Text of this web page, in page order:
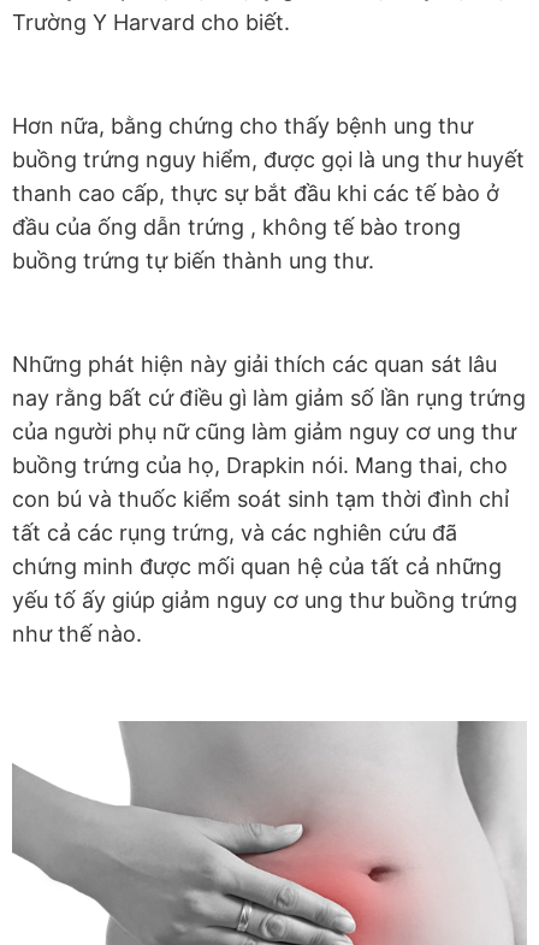
Trường Y Harvard cho biết.
Hơn nữa, bằng chứng cho thấy bệnh ung thư
buồng trứng nguy hiểm, được gọi là ung thư huyết
thanh cao cấp, thực sự bắt đầu khi các tế bào ở
đầu của ống dẫn trứng , không tế bào trong
buồng trứng tự biến thành ung thư.
Những phát hiện này giải thích các quan sát lâu
nay rằng bất cứ điều gì làm giảm số lần rụng trứng
của người phụ nữ cũng làm giảm nguy cơ ung thư
buồng trứng của họ, Drapkin nói. Mang thai, cho
con bú và thuốc kiểm soát sinh tạm thời đình chỉ
tất cả các rụng trứng, và các nghiên cứu đã
chứng minh được mối quan hệ của tất cả những
yếu tố ấy giúp giảm nguy cơ ung thư buồng trứng
như thế nào.